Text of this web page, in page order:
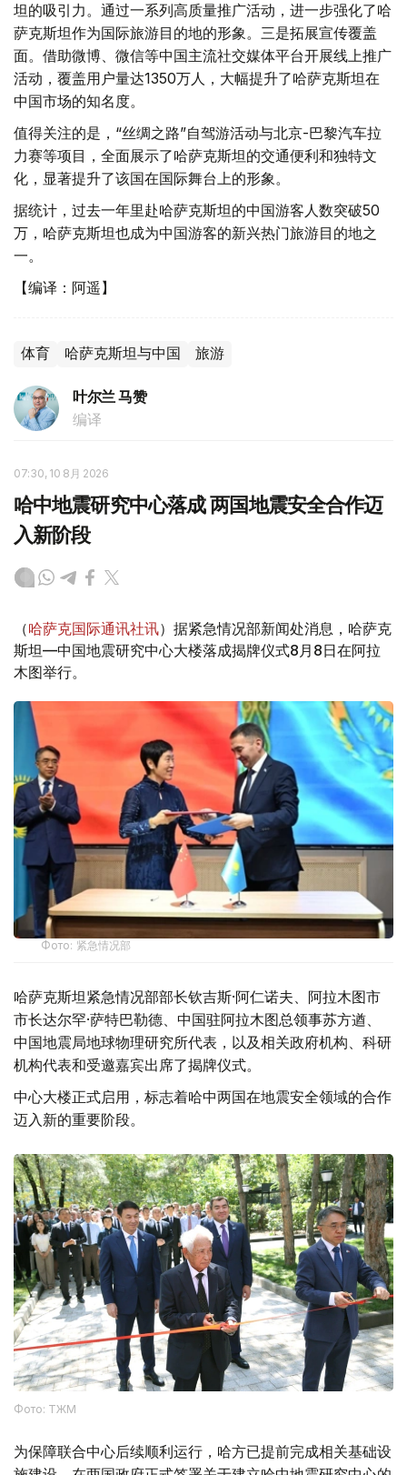
坦的吸引力。通过一系列高质量推广活动，进一步强化了哈
萨克斯坦作为国际旅游目的地的形象。三是拓展宣传覆盖
面。借助微博、微信等中国主流社交媒体平台开展线上推广
活动，覆盖用户量达1350万人，大幅提升了哈萨克斯坦在
中国市场的知名度。
值得关注的是，“丝绸之路”自驾游活动与北京-巴黎汽车拉
力赛等项目，全面展示了哈萨克斯坦的交通便利和独特文
化，显著提升了该国在国际舞台上的形象。
据统计，过去一年里赴哈萨克斯坦的中国游客人数突破50
万，哈萨克斯坦也成为中国游客的新兴热门旅游目的地之
一。
【编译：阿遥】
体育 哈萨克斯坦与中国 旅游
叶尔兰 马赞
编译
07:30, 10 8月 2026
哈中地震研究中心落成 两国地震安全合作迈
入新阶段
（哈萨克国际通讯社讯）据紧急情况部新闻处消息，哈萨克
斯坦—中国地震研究中心大楼落成揭牌仪式8月8日在阿拉
木图举行。
Фото: 紧急情况部
哈萨克斯坦紧急情况部部长钦吉斯·阿仁诺夫、阿拉木图市
市长达尔罕·萨特巴勒德、中国驻阿拉木图总领事苏方遒、
中国地震局地球物理研究所代表，以及相关政府机构、科研
机构代表和受邀嘉宾出席了揭牌仪式。
中心大楼正式启用，标志着哈中两国在地震安全领域的合作
迈入新的重要阶段。
Фото: ТЖМ
为保障联合中心后续顺利运行，哈方已提前完成相关基础设